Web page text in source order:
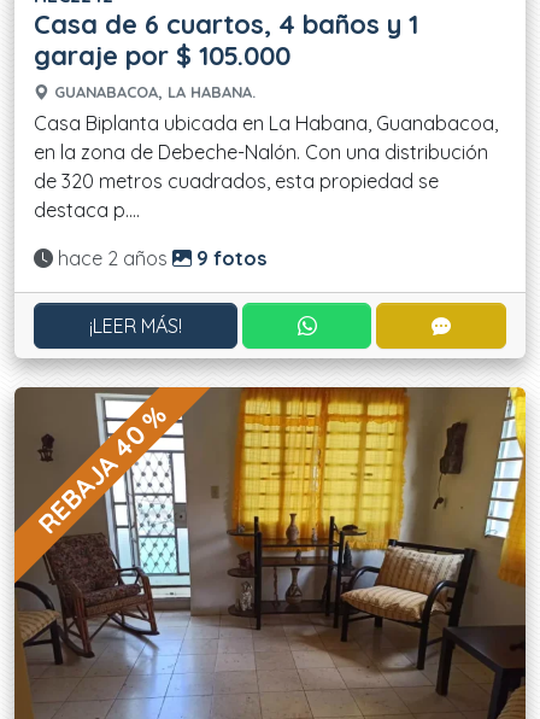
Casa de 6 cuartos, 4 baños y 1
garaje por $ 105.000
GUANABACOA, LA HABANA.
Casa Biplanta ubicada en La Habana, Guanabacoa,
en la zona de Debeche-Nalón. Con una distribución
de 320 metros cuadrados, esta propiedad se
destaca p....
Actualizado:
hace 2 años 9 fotos
¡LEER MÁS! CONTACTAR POR
REBAJA 40 %